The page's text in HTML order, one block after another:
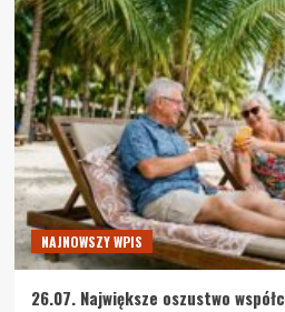
NAJNOWSZY WPIS
26.07. Największe oszustwo